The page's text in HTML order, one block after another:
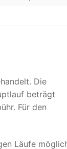
Die
beträgt
Für den
Läufe